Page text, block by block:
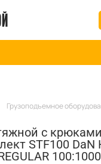
Грузоподъемное
с
STF100 DaN